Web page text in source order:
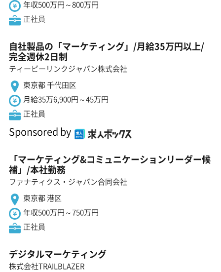
年収500万円～800万円
正社員
自社製品の「マーケティング」/月給35万円以上/
完全週休2日制
ティーピーリンクジャパン株式会社
東京都 千代田区
月給35万6,900円～45万円
正社員
Sponsored by
「マーケティング&コミュニケーションリーダー候
補」/本社勤務
ファナティクス・ジャパン合同会社
東京都 港区
年収500万円～750万円
正社員
デジタルマーケティング
株式会社TRAILBLAZER